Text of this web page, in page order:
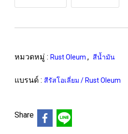
หมวดหมู่ : Rust Oleum , สีน้ำมัน
แบรนด์ : สีรัสโอเลี่ยม / Rust Oleum
Share